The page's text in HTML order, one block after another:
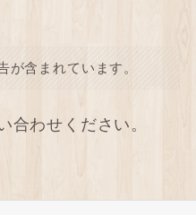
が含まれています。
合わせください。